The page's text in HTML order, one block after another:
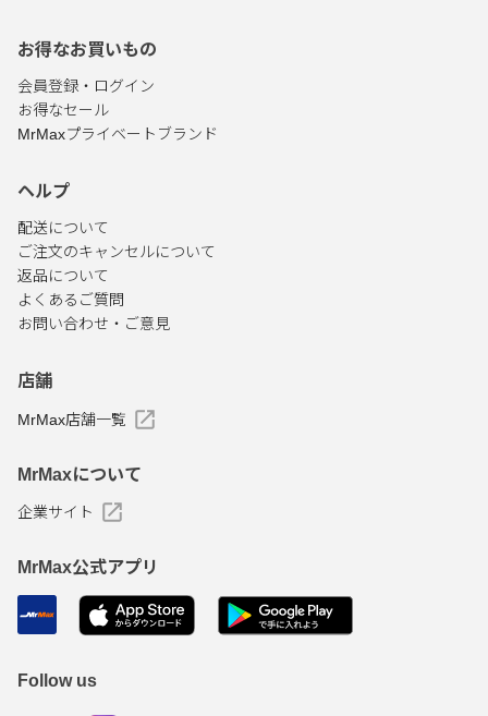
お得なお買いもの
会員登録・ログイン
お得なセール
MrMaxプライベートブランド
ヘルプ
配送について
ご注文のキャンセルについて
返品について
よくあるご質問
お問い合わせ・ご意見
店舗
MrMax店舗一覧
MrMaxについて
企業サイト
MrMax公式アプリ
Follow us